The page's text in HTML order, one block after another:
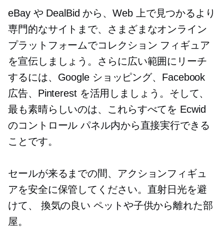
eBay や DealBid から、Web 上で見つかるより
専門的なサイトまで、さまざまなオンライン
プラットフォームでコレクション フィギュア
を宣伝しましょう。さらに広い範囲にリーチ
するには、Google ショッピング、Facebook
広告、Pinterest を活用しましょう。そして、
最も素晴らしいのは、これらすべてを Ecwid
のコントロール パネル内から直接実行できる
ことです。
セールが来るまでの間、アクションフィギュ
アを安全に保管してください。直射日光を避
けて、 換気の良い ペットや子供から離れた部
屋。